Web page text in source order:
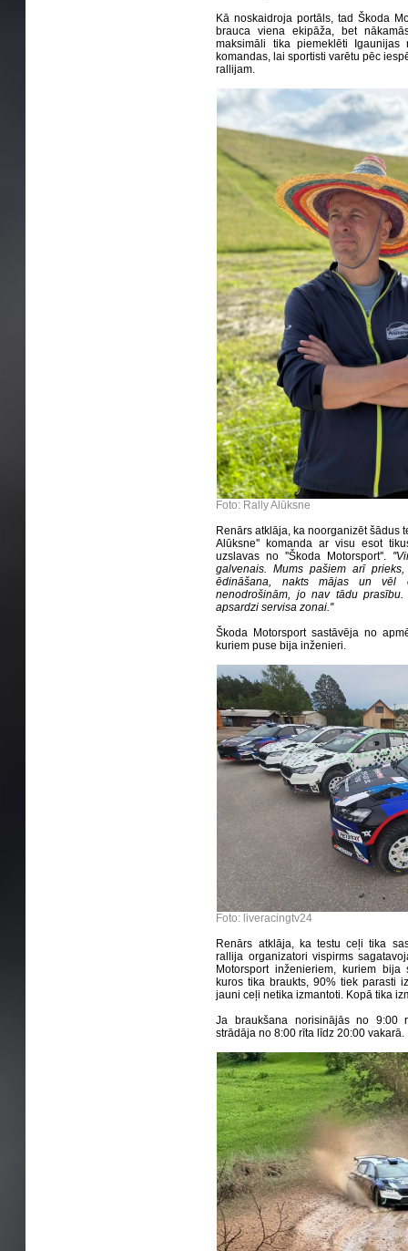
Kā noskaidroja portāls, tad Škoda
brauca viena ekipāža, bet
maksimāli tika piemeklēti
komandas, lai sportisti varētu pēc
rallijam.
Foto: Rally Alūksne
Renārs atklāja, ka noorganizēt šādus
Alūksne'' komanda ar visu esot
uzslavas no ''Škoda Motorsport''.
galvenais. Mums pašiem arī
ēdināšana, nakts mājas un vēl
nenodrošinām, jo nav tādu
apsardzi servisa zonai.''
Škoda Motorsport sastāvēja no
kuriem puse bija inženieri.
Foto: liveracingtv24
Renārs atklāja, ka testu ceļi tika
rallija organizatori vispirms
Motorsport inženieriem, kuriem
kuros tika braukts, 90% tiek parasti
jauni ceļi netika izmantoti. Kopā tika
Ja braukšana norisinājās no 9:00
strādāja no 8:00 rīta līdz 20:00 vakarā.